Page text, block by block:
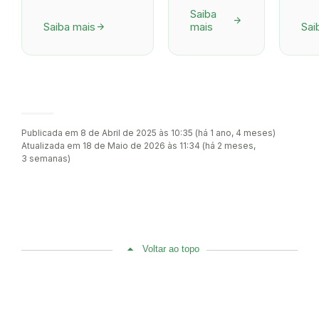
Saiba mais arrow_forward
Saiba
mais
arrow_forward
Publicada em 8 de Abril de 2025 às 10:35 (há 1 ano, 4 meses)
Atualizada em 18 de Maio de 2026 às 11:34 (há 2 meses,
3 semanas)
Voltar ao topo